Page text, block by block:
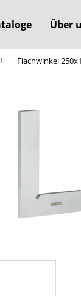
Über
Flachwinkel
Sie?